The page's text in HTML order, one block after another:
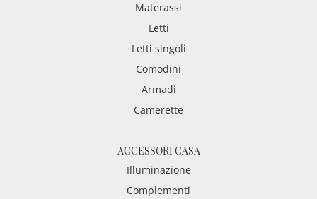
Materassi
Letti
Letti singoli
Comodini
Armadi
Camerette
ACCESSORI CASA
Illuminazione
Complementi